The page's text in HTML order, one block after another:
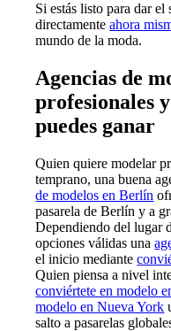
Si estás listo para dar
directamenteahora
mundo de la moda.
Agencias de
profesionales
puedes ganar
Quien quiere modelar
temprano, una buena
de modelos en Berlín
pasarela de Berlín y a
Dependiendo del lugar
opciones válidas una
el inicio mediante
Quien piensa a nivel
conviértete en modelo
modelo en Nueva York
salto a pasarelas